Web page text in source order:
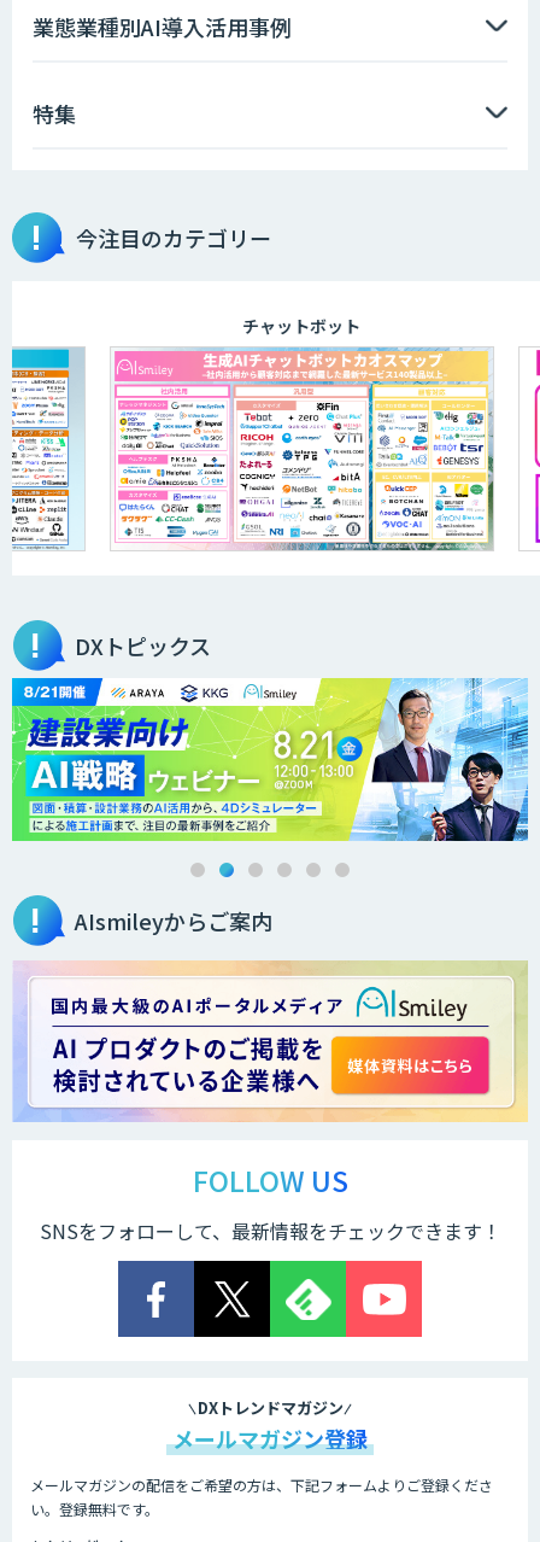
業態業種別AI導入活用事例
特集
今注目のカテゴリー
チャットボット
DXトピックス
AIsmileyからご案内
FOLLOW US
SNSをフォローして、最新情報をチェックできます！
DXトレンドマガジン
メールマガジン登録
メールマガジンの配信をご希望の方は、下記フォームよりご登録くださ
い。登録無料です。